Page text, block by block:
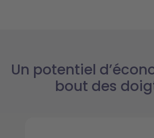
Un potentiel
bout des